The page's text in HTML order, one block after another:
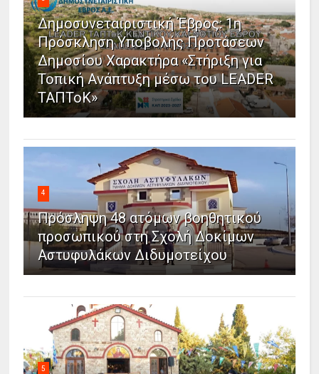
Δημοσυνεταιριστική Έβρος: 1η
Πρόσκληση Υποβολής Προτάσεων
Δημοσίου Χαρακτήρα «Στήριξη για
Τοπική Ανάπτυξη μέσω του LEADER
ΤΑΠΤοΚ»
4
Πρόσληψη 48 ατόμων βοηθητικού
προσωπικού στη Σχολή Δοκίμων
Αστυφυλάκων Διδυμοτείχου
5